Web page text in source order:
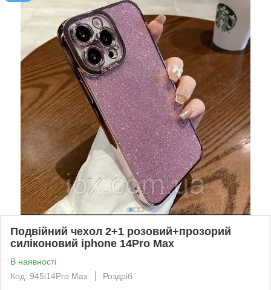
Подвійний чехол 2+1 розовий+прозорий
силіконовий iphone 14Pro Max
В наявності
Код: 945i14Pro Max
Роздріб